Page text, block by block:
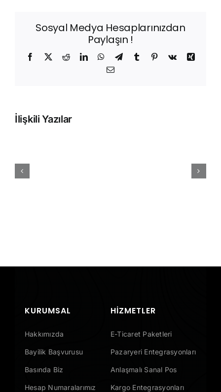
Sosyal Medya Hesaplarınızdan
Paylaşın !
Facebook
X RedditLinkedInWhatsApp
TelegramTumblr Pinterest
Vk
Xing
E-
İlişkili Yazılar
KURUMSAL
Hakkımızda
Bayilik Başvurusu
Basında Biz
Hesap Numaralarımız
HIZMETLER
E-Ticaret Paketleri
Pazaryeri Entegrasyonları
Anlaşmalı Sanal Pos
Kargo Entegrasyonları